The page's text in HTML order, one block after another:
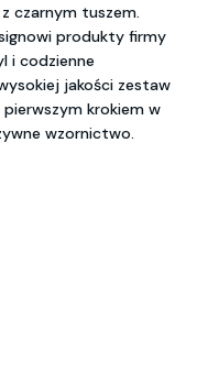
czarnym tuszem.
produkty firmy
i codzienne
jakości zestaw
krokiem w
wzornictwo.